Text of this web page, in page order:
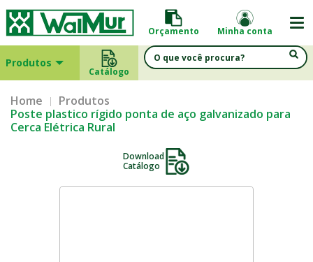
Orçamento Minha conta
Produtos
Catálogo
Home
Produtos
Poste plastico rígido ponta de aço galvanizado para
Cerca Elétrica Rural
Download
Catálogo